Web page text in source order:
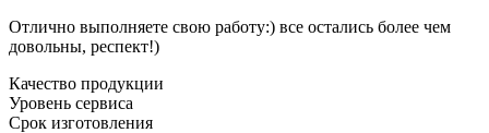
Отлично выполняете свою работу:) все остались более чем
довольны, респект!)
Качество продукции
Уровень сервиса
Срок изготовления